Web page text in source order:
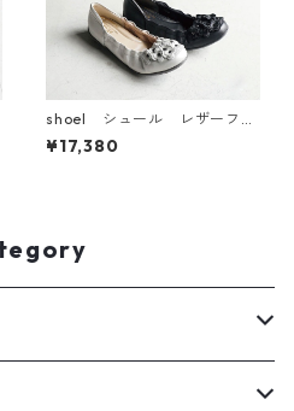
shoel シュール レザーフラ
ワーモチーフパンプス 6560
¥17,380